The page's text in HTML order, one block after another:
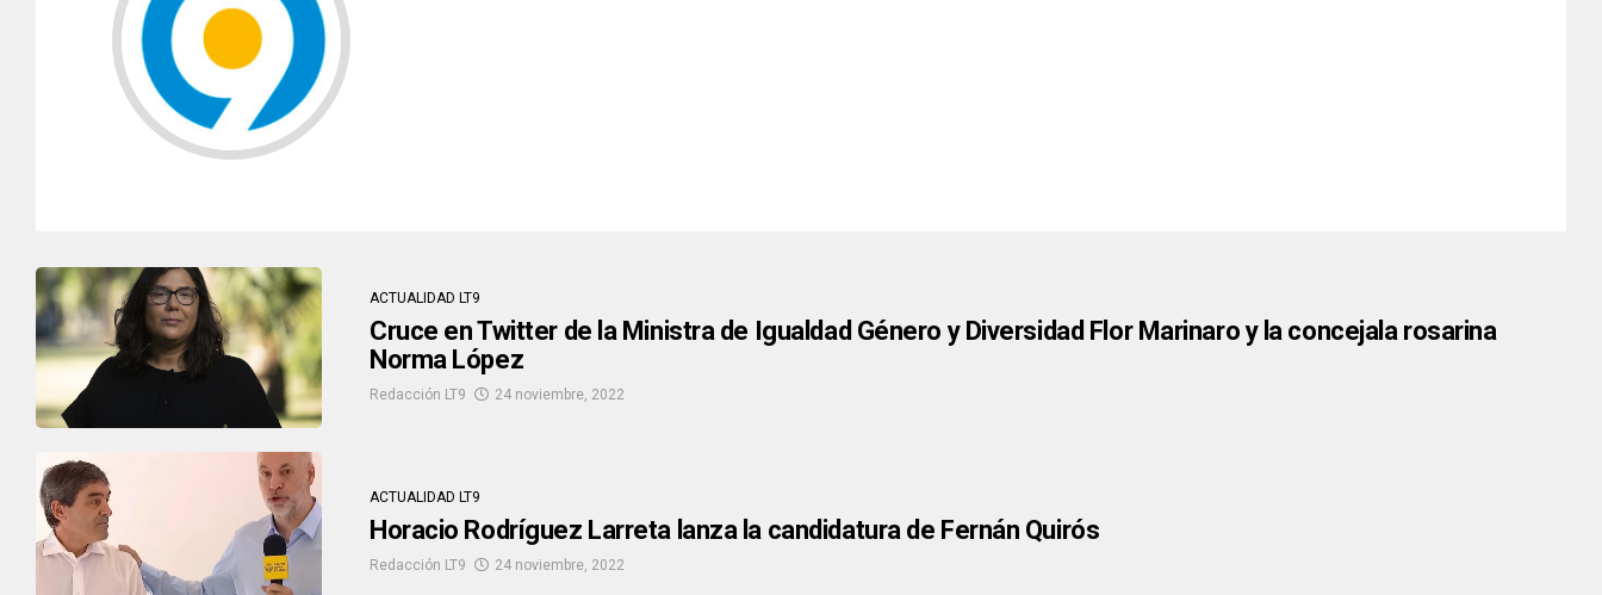
ACTUALIDAD LT9
Cruce en Twitter de la Ministra de Igualdad Género y Diversidad Flor Marinaro y la concejala rosarina
Norma López
Redacción LT9 24 noviembre, 2022
ACTUALIDAD LT9
Horacio Rodríguez Larreta lanza la candidatura de Fernán Quirós
Redacción LT9 24 noviembre, 2022